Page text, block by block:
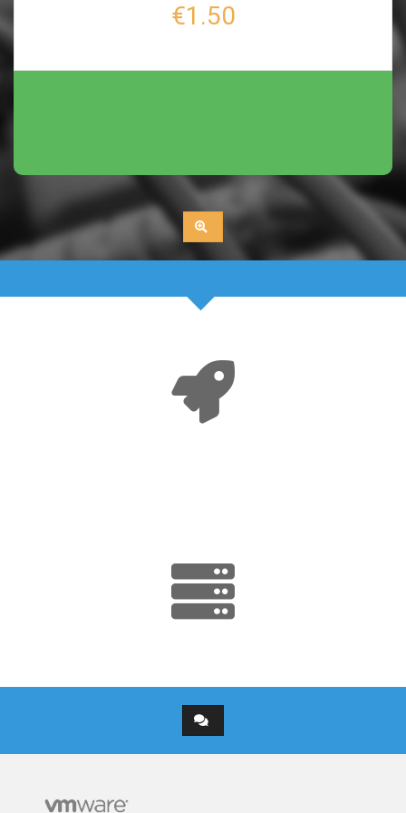
€1.50